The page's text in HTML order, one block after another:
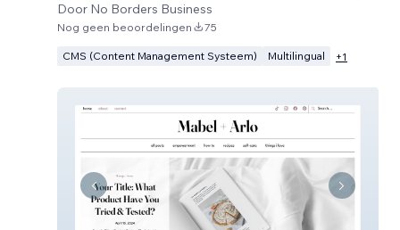
Door No Borders Business
Nog geen beoordelingen 75
CMS (Content Management Systeem) Multilingual +1